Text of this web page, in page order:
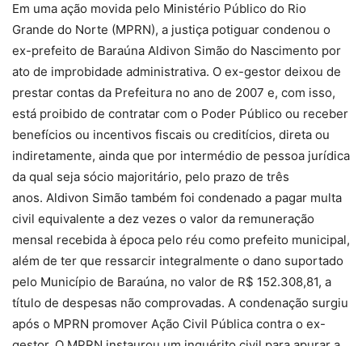
Em uma ação movida pelo Ministério Público do Rio
Grande do Norte (MPRN), a justiça potiguar condenou o
ex-prefeito de Baraúna Aldivon Simão do Nascimento por
ato de improbidade administrativa. O ex-gestor deixou de
prestar contas da Prefeitura no ano de 2007 e, com isso,
está proibido de contratar com o Poder Público ou receber
benefícios ou incentivos fiscais ou creditícios, direta ou
indiretamente, ainda que por intermédio de pessoa jurídica
da qual seja sócio majoritário, pelo prazo de três
anos. Aldivon Simão também foi condenado a pagar multa
civil equivalente a dez vezes o valor da remuneração
mensal recebida à época pelo réu como prefeito municipal,
além de ter que ressarcir integralmente o dano suportado
pelo Município de Baraúna, no valor de R$ 152.308,81, a
título de despesas não comprovadas. A condenação surgiu
após o MPRN promover Ação Civil Pública contra o ex-